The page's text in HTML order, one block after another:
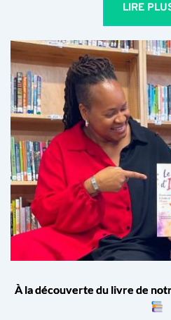
LIRE
À la découverte du livre de